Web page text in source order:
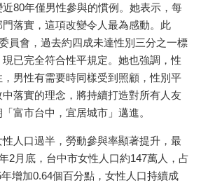
80年僅男性參與的慣例。她表示，每
落實，這項改變令人最為感動。此
員會，過去約四成未達性別三分之一標
已完全符合性平規定。她也強調，性
男性有需要時同樣受到照顧，性別平
落實的理念，將持續打造對所有人友
富市台中，宜居城市」邁進。
人口過半，勞動參與率顯著提升，最
2月底，台中市女性人口約147萬人，占
增加0.64個百分點，女性人口持續成